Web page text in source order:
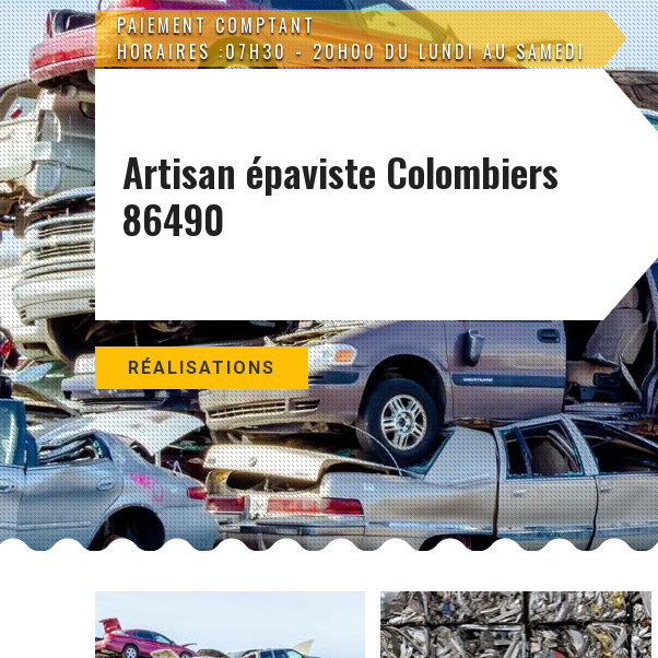
PAIEMENT COMPTANT
HORAIRES :07H30 - 20H00 DU LUNDI AU SAMEDI
Artisan épaviste Colombiers
86490
RÉALISATIONS